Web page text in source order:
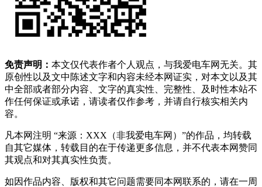
免责声明： 本文仅代表作者个人观点，与我爱电车网无关。其
原创性以及文中陈述文字和内容未经本网证实，对本文以及其
中全部或者部分内容、文字的真实性、完整性、及时性本站不
作任何保证或承诺，请读者仅作参考，并请自行核实相关内
容。
凡本网注明 “来源：XXX（非我爱电车网）”的作品，均转载
自其它媒体，转载目的在于传递更多信息，并不代表本网赞同
其观点和对其真实性负责。
如因作品内容、版权和其它问题需要同本网联系的，请在一周